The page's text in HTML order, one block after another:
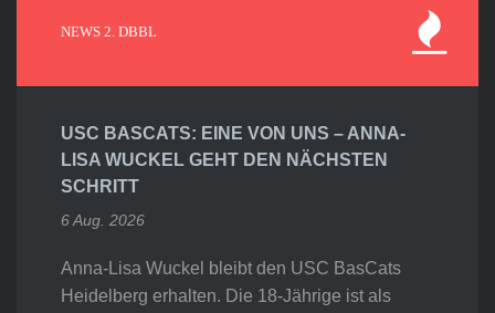
NEWS 2. DBBL
USC BASCATS: EINE VON UNS – ANNA-
LISA WUCKEL GEHT DEN NÄCHSTEN
SCHRITT
6 Aug. 2026
Anna-Lisa Wuckel bleibt den USC BasCats
Heidelberg erhalten. Die 18-Jährige ist als